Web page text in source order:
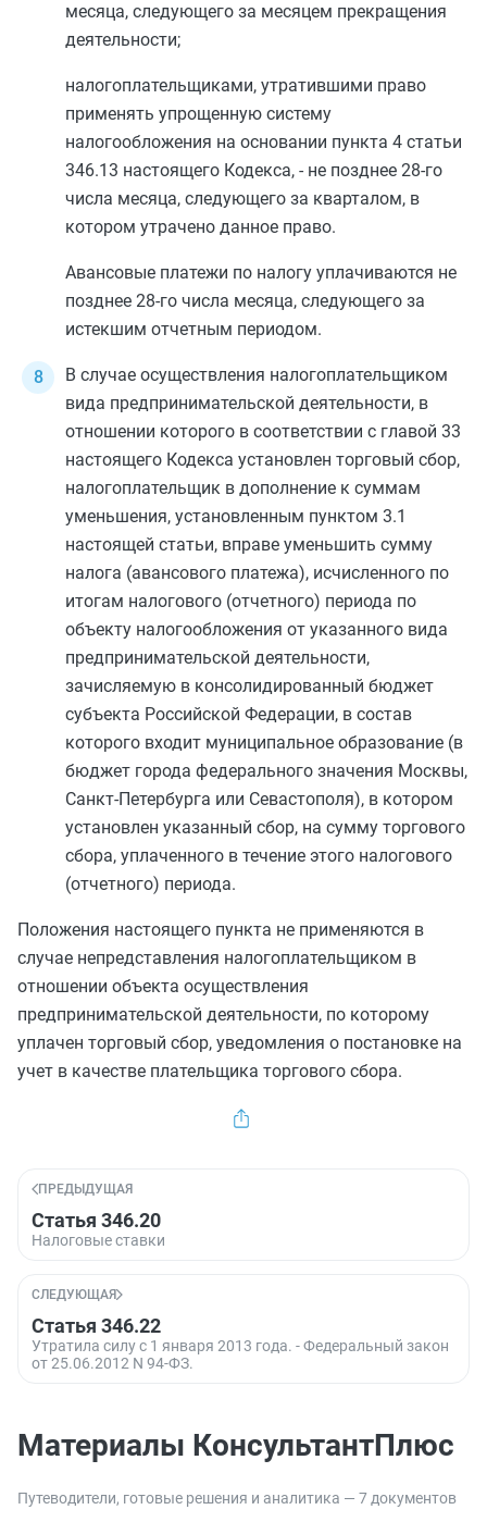
месяца, следующего за месяцем прекращения
деятельности;
налогоплательщиками, утратившими право
применять упрощенную систему
налогообложения на основании пункта 4 статьи
346.13 настоящего Кодекса, - не позднее 28-го
числа месяца, следующего за кварталом, в
котором утрачено данное право.
Авансовые платежи по налогу уплачиваются не
позднее 28-го числа месяца, следующего за
истекшим отчетным периодом.
В случае осуществления налогоплательщиком
вида предпринимательской деятельности, в
отношении которого в соответствии с главой 33
настоящего Кодекса установлен торговый сбор,
налогоплательщик в дополнение к суммам
уменьшения, установленным пунктом 3.1
настоящей статьи, вправе уменьшить сумму
налога (авансового платежа), исчисленного по
итогам налогового (отчетного) периода по
объекту налогообложения от указанного вида
предпринимательской деятельности,
зачисляемую в консолидированный бюджет
субъекта Российской Федерации, в состав
которого входит муниципальное образование (в
бюджет города федерального значения Москвы,
Санкт-Петербурга или Севастополя), в котором
установлен указанный сбор, на сумму торгового
сбора, уплаченного в течение этого налогового
(отчетного) периода.
Положения настоящего пункта не применяются в
случае непредставления налогоплательщиком в
отношении объекта осуществления
предпринимательской деятельности, по которому
уплачен торговый сбор, уведомления о постановке на
учет в качестве плательщика торгового сбора.
ПРЕДЫДУЩАЯ
Статья 346.20
Налоговые ставки
СЛЕДУЮЩАЯ
Статья 346.22
Утратила силу с 1 января 2013 года. - Федеральный закон
от 25.06.2012 N 94-ФЗ.
Материалы КонсультантПлюс
Путеводители, готовые решения и аналитика — 7 документов